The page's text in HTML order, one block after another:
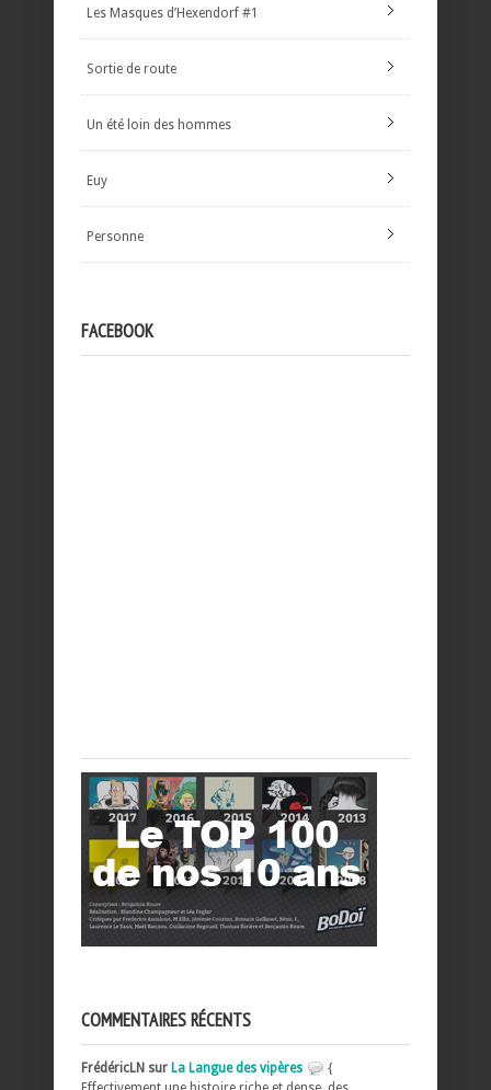
Les Masques d’Hexendorf #1
Sortie de route
Un été loin des hommes
Euy
Personne
FACEBOOK
COMMENTAIRES RÉCENTS
FrédéricLN sur La Langue des vipères
{